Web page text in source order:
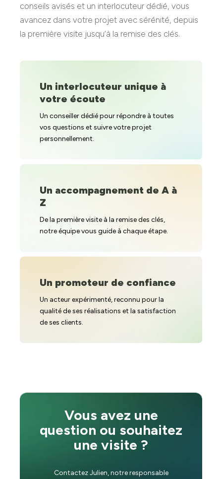
conseils avisés et un interlocuteur dédié, vous
avancez dans votre projet avec sérénité, depuis
la première visite jusqu’à la remise des clés.
Un interlocuteur unique à
votre écoute
Un conseiller dédié pour répondre à toutes
vos questions et suivre votre projet
personnellement.
Un accompagnement de A à
Z
De la première visite à la remise des clés,
notre équipe vous guide à chaque étape.
Un promoteur de confiance
Un acteur expérimenté, reconnu pour la
qualité de ses réalisations et la satisfaction
de ses clients.
Vous avez une
question ou souhaitez
une visite ?
Contactez Julien, notre responsable